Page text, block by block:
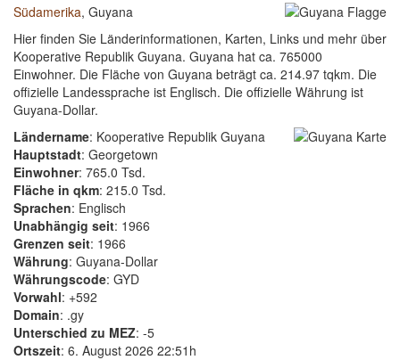
Südamerika, Guyana
Hier finden Sie Länderinformationen, Karten, Links und mehr über
Kooperative Republik Guyana. Guyana hat ca. 765000
Einwohner. Die Fläche von Guyana beträgt ca. 214.97 tqkm. Die
offizielle Landessprache ist Englisch. Die offizielle Währung ist
Guyana-Dollar.
Ländername: Kooperative Republik Guyana
Hauptstadt: Georgetown
Einwohner: 765.0 Tsd.
Fläche in qkm: 215.0 Tsd.
Sprachen: Englisch
Unabhängig seit: 1966
Grenzen seit: 1966
Währung: Guyana-Dollar
Währungscode: GYD
Vorwahl: +592
Domain: .gy
Unterschied zu MEZ: -5
Ortszeit: 6. August 2026 22:51h